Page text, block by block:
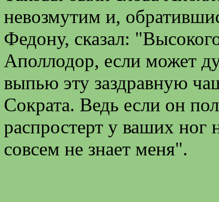
невозмутим и,
Федону, сказал:
Аполлодор, если может
выпью эту заздравную
Сократа. Ведь если он
распростерт у ваших ног
совсем не знает меня".